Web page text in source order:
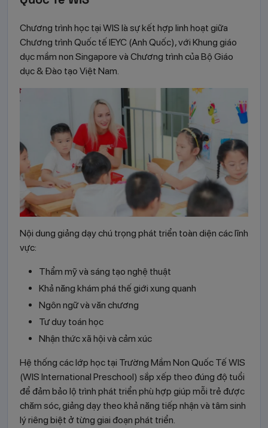
Chương trình học tại WIS là sự kết hợp linh hoạt giữa
Chương trình Quốc tế IEYC (Anh Quốc), với Khung giáo
dục mầm non Singapore và Chương trình của Bộ Giáo
dục & Đào tạo Việt Nam.
Nội dung giảng dạy chú trọng phát triển toàn diện các lĩnh
vực:
Thẩm mỹ và sáng tạo nghệ thuật
Khả năng khám phá thế giới xung quanh
Ngôn ngữ và văn chương
Tư duy toán học
Nhận thức xã hội và cảm xúc
Hệ thống các lớp học tại Trường Mầm Non Quốc Tế WIS
(WIS International Preschool) sắp xếp theo đúng độ tuổi
để đảm bảo lộ trình phát triển phù hợp giúp mỗi trẻ được
chăm sóc, giảng dạy theo khả năng tiếp nhận và tâm sinh
lý riêng biệt ở từng giai đoạn phát triển.